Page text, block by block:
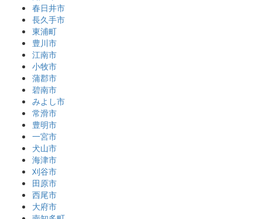
春日井市
長久手市
東浦町
豊川市
江南市
小牧市
蒲郡市
碧南市
みよし市
常滑市
豊明市
一宮市
犬山市
海津市
刈谷市
田原市
西尾市
大府市